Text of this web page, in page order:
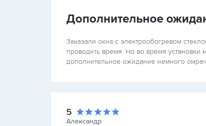
Дополнительное
Заказали окна с электрообогревом
проводить время. Но во время
дополнительное ожидание немного
5
Александр